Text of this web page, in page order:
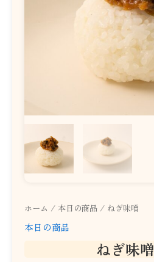
ホーム / 本日の商品 / ねぎ味噌
本日の商品
ねぎ味噌